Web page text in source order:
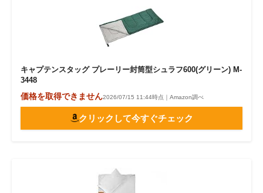
キャプテンスタッグ プレーリー封筒型シュラフ600(グリーン) M-
3448
価格を取得できません2026/07/15 11:44時点｜Amazon調べ
クリックして今すぐチェック